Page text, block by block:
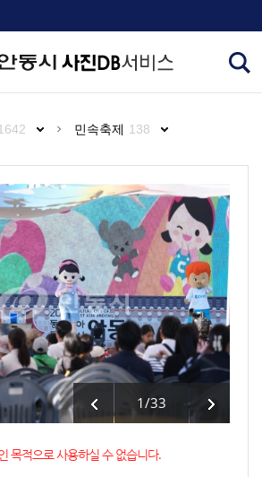
민속축제 138
1/33
목적으로 사용하실 수 없습니다.